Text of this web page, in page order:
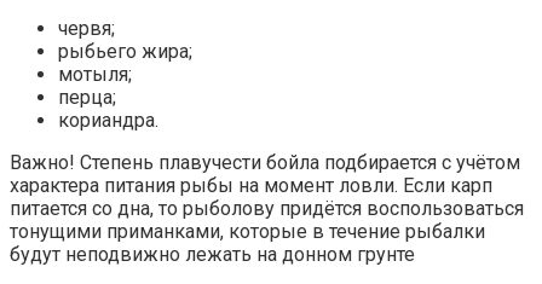
червя;
рыбьего жира;
мотыля;
перца;
кориандра.
Важно! Степень плавучести бойла подбирается с учётом
характера питания рыбы на момент ловли. Если карп
питается со дна, то рыболову придётся воспользоваться
тонущими приманками, которые в течение рыбалки
будут неподвижно лежать на донном грунте